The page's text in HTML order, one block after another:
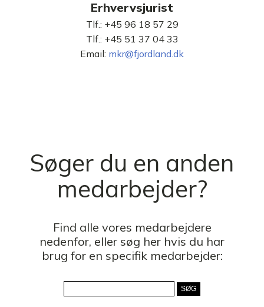
Erhvervsjurist
Tlf.: +45 96 18 57 29
Tlf.: +45 51 37 04 33
Email: mkr@fjordland.dk
Søger du en anden
medarbejder?
Find alle vores medarbejdere
nedenfor, eller søg her hvis du har
brug for en specifik medarbejder: